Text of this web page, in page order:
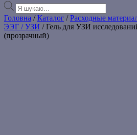
Products
search
Головна /Каталог /Расходные
ЭЭГ / УЗИ / Гель для УЗИ
(прозрачный)